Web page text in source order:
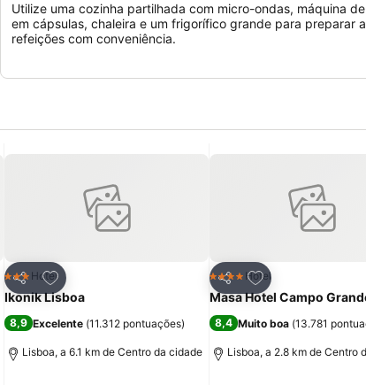
Utilize uma cozinha partilhada com micro-ondas, máquina
em cápsulas, chaleira e um frigorífico grande para preparar
refeições com conveniência.
Partilhar
Adicionar aos favoritos
3 Estrelas
Hotel
Ikonik Lisboa
8,9 Excelente (11.312 pontuações)
Lisboa, a 6.1 km de Centro da cidade
Partilhar
Adicionar aos
4 EstrelasHotel
Masa Hotel Campo
8,4 Muito boa (13.781
Lisboa, a 2.8 km de Centro